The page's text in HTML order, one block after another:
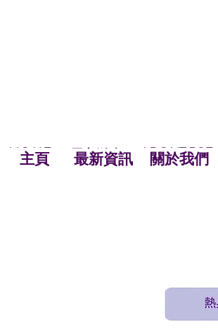
NEWS
NEWS ABOUT BSF
HOME
HOME 關於我們
主頁 最新資訊
NEWS
主頁 最新資訊 關於我們